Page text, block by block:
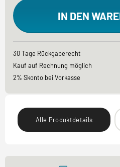
IN DEN
30 Tage Rückgaberecht
Kauf auf Rechnung möglich
2% Skonto bei Vorkasse
Alle Produktdetails